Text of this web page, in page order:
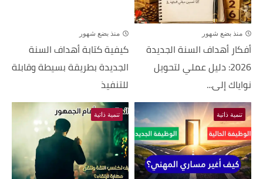
منذ بضع شهور
أفكار أهداف السنة الجديدة
2026: دليل عملي لتحويل
نواياك إلى...
منذ بضع شهور
كيفية كتابة أهداف السنة
الجديدة بطريقة بسيطة وقابلة
للتنفيذ
تنمية ذاتية تنمية ذاتية